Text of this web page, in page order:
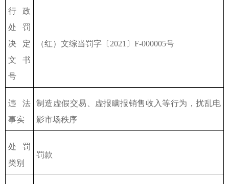
行政
处罚
决定
文书
号
（红）文综当罚字〔2021〕F-000005号
违法
事实
制造虚假交易、虚报瞒报销售收入等行为，扰乱电
影市场秩序
处罚
类别
罚款